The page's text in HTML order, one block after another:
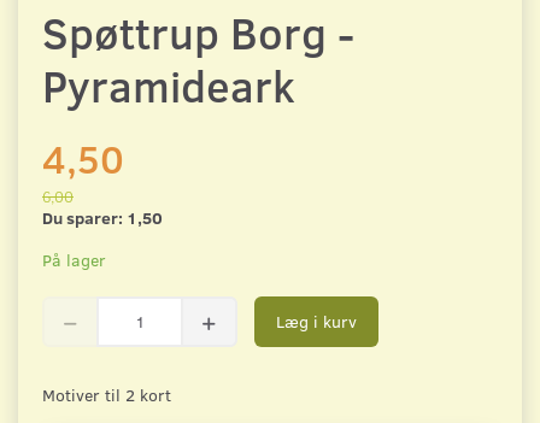
Spøttrup Borg -
Pyramideark
4,50
6,00
Du sparer: 1,50
På lager
Læg i kurv
Motiver til 2 kort